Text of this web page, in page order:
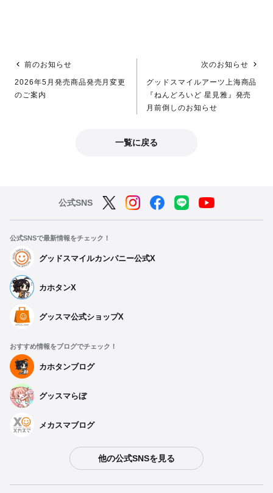
前のお知らせ
2026年5月発売商品発売月変更
のご案内
次のお知らせ
グッドスマイルアーツ上海商品
『ねんどろいど 星見雅』発売
月前倒しのお知らせ
一覧に戻る
公式SNS
公式SNSで最新情報をチェック！
グッドスマイルカンパニー公式X
カホタンX
グッスマ公式ショップX
おすすめ情報をブログでチェック！
カホタンブログ
グッスマらぼ
メカスマブログ
他の公式SNSを見る